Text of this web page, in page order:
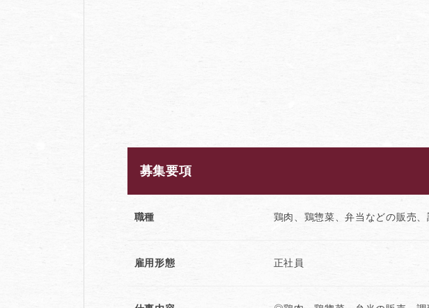
募集要項
職種 鶏肉、鶏惣菜、弁当などの販売、
雇用形態 正社員